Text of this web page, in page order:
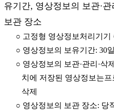
유기간, 영상정보의 보관·
보관 장소
○ 고정형 영상정보처리기기
○ 영상정보의 보유기간: 30일
○ 영상정보의 보관·관리·삭
치에 저장된 영상정보는
삭제
○ 영상정보의 보관 장소: 당